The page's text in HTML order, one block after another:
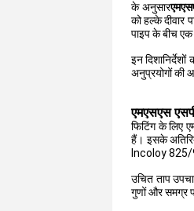
के अनुसार
को हल्के दीवार
पाइप के बीच
इन
अनुप्रयोगों की
एमएसएस
फिटिंग के लिए
हैं। इसके
Incoloy 825/
उचित ताप
गुणों और समग्र